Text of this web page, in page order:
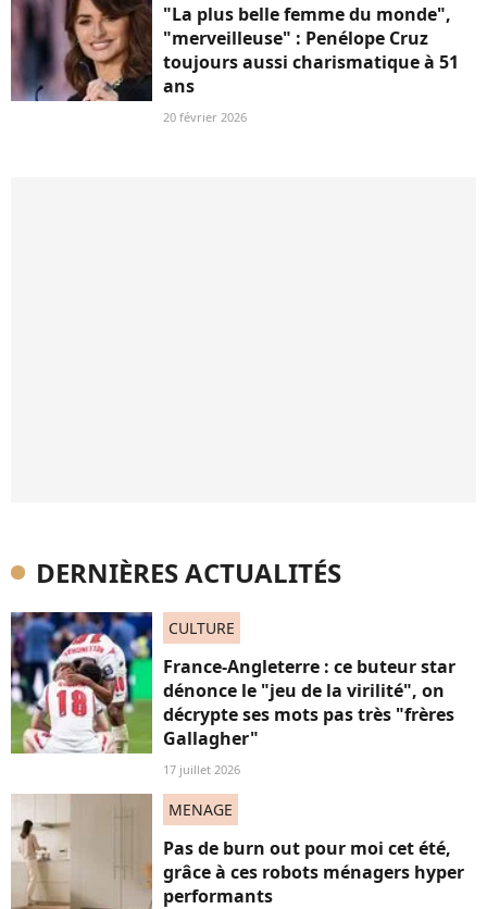
"La plus belle femme du monde",
"merveilleuse" : Penélope Cruz
toujours aussi charismatique à 51
ans
20 février 2026
DERNIÈRES ACTUALITÉS
CULTURE
France-Angleterre : ce buteur star
dénonce le "jeu de la virilité", on
décrypte ses mots pas très "frères
Gallagher"
17 juillet 2026
MENAGE
Pas de burn out pour moi cet été,
grâce à ces robots ménagers hyper
performants